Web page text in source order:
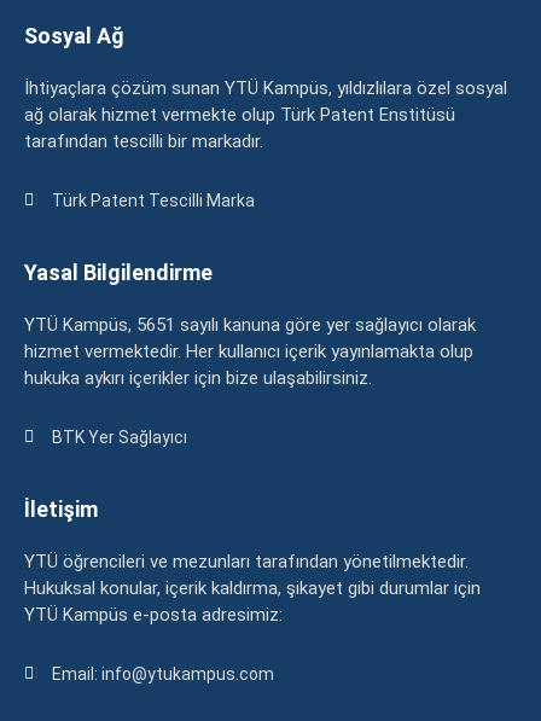
Sosyal Ağ
İhtiyaçlara çözüm sunan YTÜ Kampüs, yıldızlılara özel sosyal
ağ olarak hizmet vermekte olup Türk Patent Enstitüsü
tarafından tescilli bir markadır.
Türk Patent Tescilli Marka
Yasal Bilgilendirme
YTÜ Kampüs, 5651 sayılı kanuna göre yer sağlayıcı olarak
hizmet vermektedir. Her kullanıcı içerik yayınlamakta olup
hukuka aykırı içerikler için bize ulaşabilirsiniz.
BTK Yer Sağlayıcı
İletişim
YTÜ öğrencileri ve mezunları tarafından yönetilmektedir.
Hukuksal konular, içerik kaldırma, şikayet gibi durumlar için
YTÜ Kampüs e-posta adresimiz:
Email: info@ytukampus.com